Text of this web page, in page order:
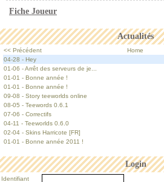
Actualités
<< Précédent Home
04-28 - Hey
01-06 - Arrêt des serveurs de je...
01-01 - Bonne année !
01-01 - Bonne année !
09-08 - Story teeworlds online
08-05 - Teewords 0.6.1
07-06 - Correctifs
04-11 - Teeworlds 0.6.0
02-04 - Skins Harricote [FR]
01-01 - Bonne année 2011 !
Login
Identifiant
Fiche Joueur